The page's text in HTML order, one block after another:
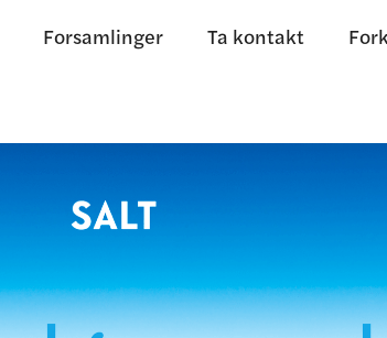
Forsamlinger Ta kontakt